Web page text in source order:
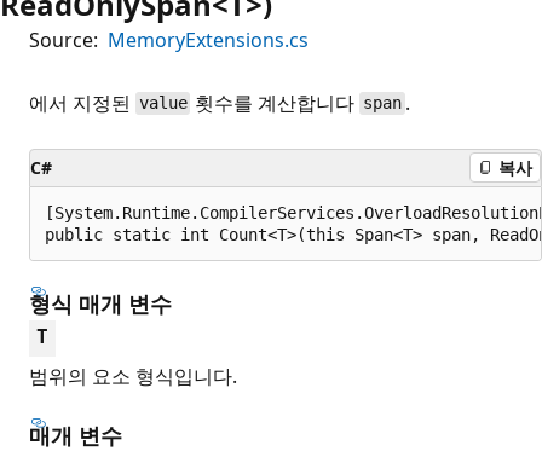
Source: MemoryExtensions.cs
에서 지정된 value 횟수를 계산합니다 span.
C# 복사
public static int Count<T>(this Span<T> span,
형식 매개 변수
T
범위의 요소 형식입니다.
매개 변수